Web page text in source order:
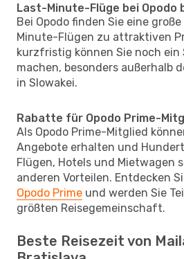
Last-Minute-Flüge bei Opodo
Bei Opodo finden Sie eine
Minute-Flügen zu attraktiven
kurzfristig können Sie noch ein
machen, besonders außerhalb
in Slowakei.
Rabatte für Opodo Prime-
Als Opodo Prime-Mitglied
Angebote erhalten und
Flügen, Hotels und Mietwagen
anderen Vorteilen. Entdecken
Opodo Prime und werden Sie
größten Reisegemeinschaft.
Beste Reisezeit von